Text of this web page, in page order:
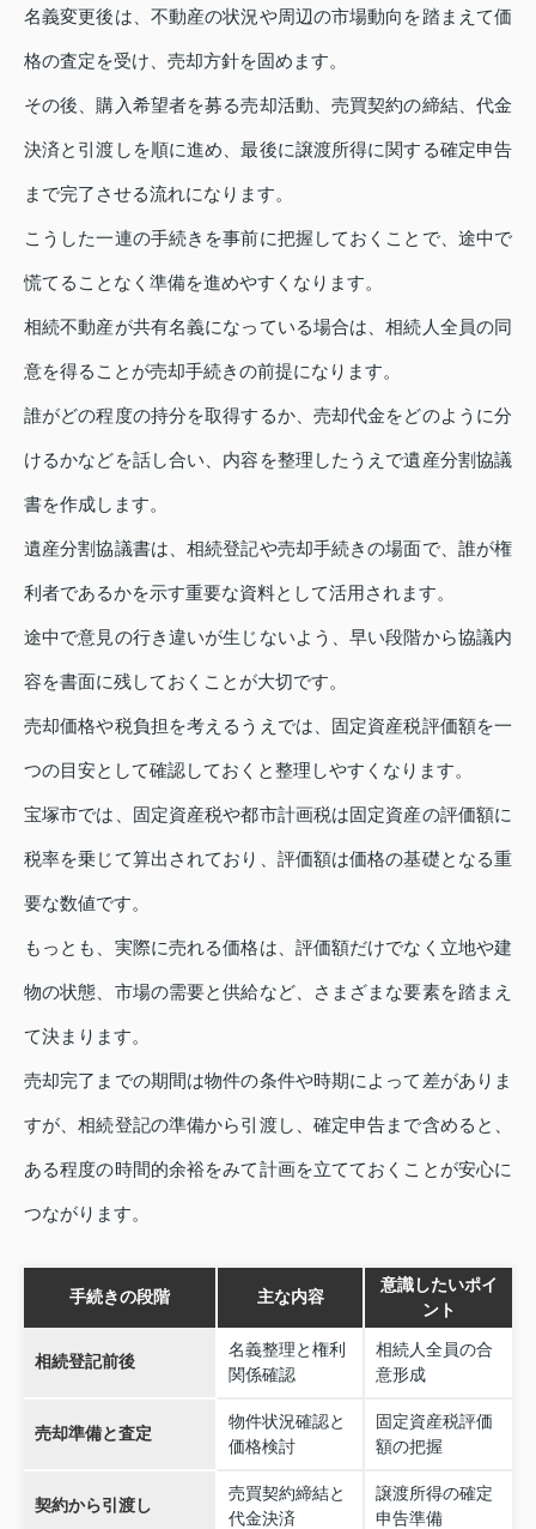
名義変更後は、不動産の状況や周辺の市場動向を踏まえて価
格の査定を受け、売却方針を固めます。
その後、購入希望者を募る売却活動、売買契約の締結、代金
決済と引渡しを順に進め、最後に譲渡所得に関する確定申告
まで完了させる流れになります。
こうした一連の手続きを事前に把握しておくことで、途中で
慌てることなく準備を進めやすくなります。
相続不動産が共有名義になっている場合は、相続人全員の同
意を得ることが売却手続きの前提になります。
誰がどの程度の持分を取得するか、売却代金をどのように分
けるかなどを話し合い、内容を整理したうえで遺産分割協議
書を作成します。
遺産分割協議書は、相続登記や売却手続きの場面で、誰が権
利者であるかを示す重要な資料として活用されます。
途中で意見の行き違いが生じないよう、早い段階から協議内
容を書面に残しておくことが大切です。
売却価格や税負担を考えるうえでは、固定資産税評価額を一
つの目安として確認しておくと整理しやすくなります。
宝塚市では、固定資産税や都市計画税は固定資産の評価額に
税率を乗じて算出されており、評価額は価格の基礎となる重
要な数値です。
もっとも、実際に売れる価格は、評価額だけでなく立地や建
物の状態、市場の需要と供給など、さまざまな要素を踏まえ
て決まります。
売却完了までの期間は物件の条件や時期によって差がありま
すが、相続登記の準備から引渡し、確定申告まで含めると、
ある程度の時間的余裕をみて計画を立てておくことが安心に
つながります。
手続きの段階 主な内容
意識したいポイ
ント
相続登記前後
名義整理と権利
関係確認
相続人全員の合
意形成
売却準備と査定
物件状況確認と
価格検討
固定資産税評価
額の把握
契約から引渡し
売買契約締結と
代金決済
譲渡所得の確定
申告準備